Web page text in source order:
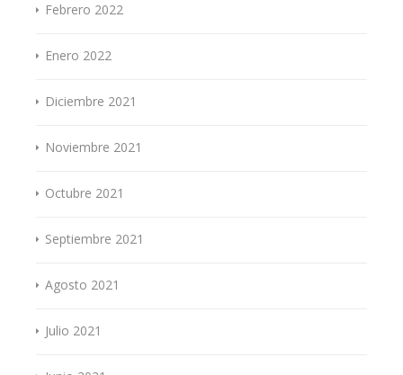
Febrero 2022
Enero 2022
Diciembre 2021
Noviembre 2021
Octubre 2021
Septiembre 2021
Agosto 2021
Julio 2021